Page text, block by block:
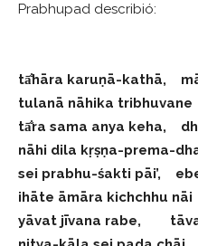
Prabhupad describió:
tāhāra karuṇā-kathā,
tulanā nāhika tribhuvane
tāra sama anya keha,
nāhi dila kṛṣṇa-prema-
sei prabhu-śakti pāi’, ebe
ihāte āmāra kichchhu nāi
yāvat jīvana rabe,